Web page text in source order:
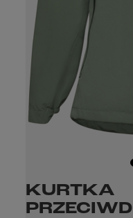
KURTKA